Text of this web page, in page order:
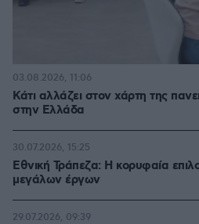
Κάτι αλλάζει στον χάρτη της
στην Ελλάδα
03.08.2026, 11:06
Εθνική Τράπεζα: Η κορυφαία
μεγάλων έργων
30.07.2026, 15:25
29.07.2026, 09:39